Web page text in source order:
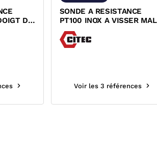
DE
SONDE A RESISTANCE
PT100 INOX A VISSER
AVEC DOIGT DE GANT
CLASSE B ET
CONVERTISSEUR WIKA
Voir les 3 références